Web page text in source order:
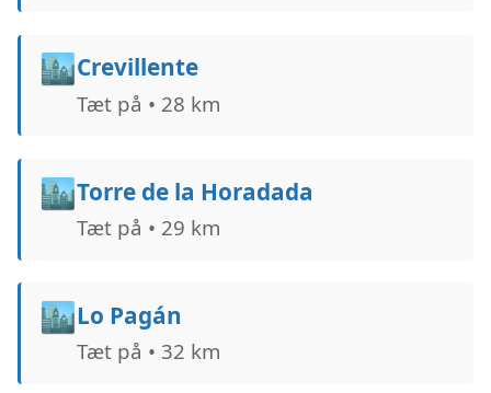
🏙️Crevillente
Tæt på • 28 km
🏙️Torre de la Horadada
Tæt på • 29 km
🏙️Lo Pagán
Tæt på • 32 km